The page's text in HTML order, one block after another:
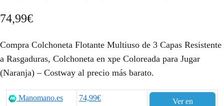
74,99€
Compra Colchoneta Flotante Multiuso de 3 Capas Resistente
a Rasgaduras, Colchoneta en xpe Coloreada para Jugar
(Naranja) – Costway al precio más barato.
Manomano.es 74,99€
Ver en